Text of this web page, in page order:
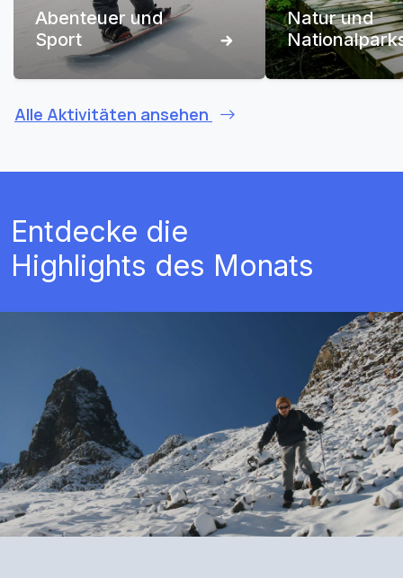
Abenteuer und
Sport
Natur und
Alle Aktivitäten ansehen
Entdecke die
Highlights des Monats